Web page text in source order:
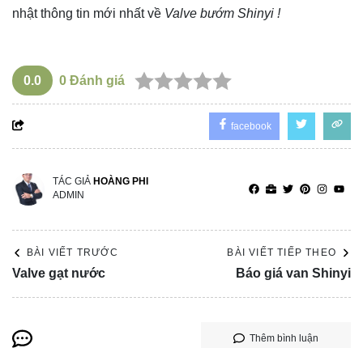
nhật thông tin mới nhất về Valve bướm Shinyi !
0.0 0 Đánh giá
facebook
TÁC GIẢ HOÀNG PHI
ADMIN
BÀI VIẾT TRƯỚC
Valve gạt nước
BÀI VIẾT TIẾP THEO
Báo giá van Shinyi
Thêm bình luận